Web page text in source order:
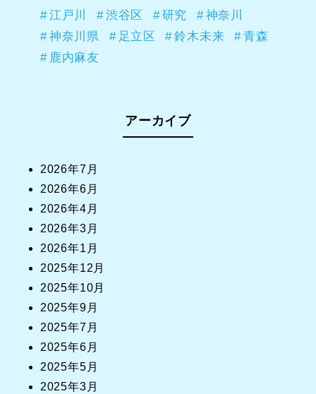
江戸川
渋谷区 研究
神奈川
神奈川県
足立区 鈴木未来
青森
鹿内麻友
アーカイブ
2026年7月
2026年6月
2026年4月
2026年3月
2026年1月
2025年12月
2025年10月
2025年9月
2025年7月
2025年6月
2025年5月
2025年3月